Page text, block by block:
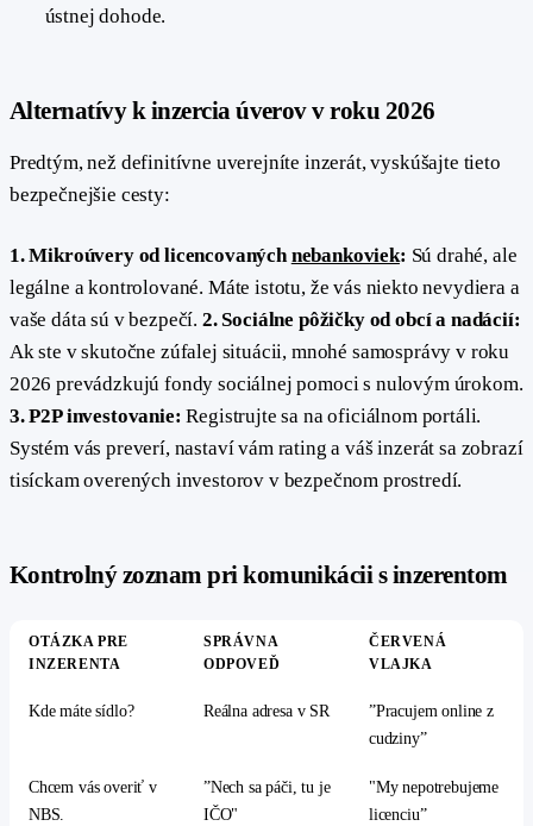
ústnej dohode.
Alternatívy k inzercia úverov v roku 2026
Predtým, než definitívne uverejníte inzerát, vyskúšajte tieto
bezpečnejšie cesty:
1. Mikroúvery od licencovaných nebankoviek: Sú drahé, ale
legálne a kontrolované. Máte istotu, že vás niekto nevydiera a
vaše dáta sú v bezpečí. 2. Sociálne pôžičky od obcí a nadácií:
Ak ste v skutočne zúfalej situácii, mnohé samosprávy v roku
2026 prevádzkujú fondy sociálnej pomoci s nulovým úrokom.
3. P2P investovanie: Registrujte sa na oficiálnom portáli.
Systém vás preverí, nastaví vám rating a váš inzerát sa zobrazí
tisíckam overených investorov v bezpečnom prostredí.
Kontrolný zoznam pri komunikácii s inzerentom
OTÁZKA PRE
INZERENTA
SPRÁVNA
ODPOVEĎ
ČERVENÁ
VLAJKA
Kde máte sídlo? Reálna adresa v SR
”Pracujem online z
cudziny”
Chcem vás overiť v
NBS.
”Nech sa páči, tu je
IČO"
"My nepotrebujeme
licenciu”